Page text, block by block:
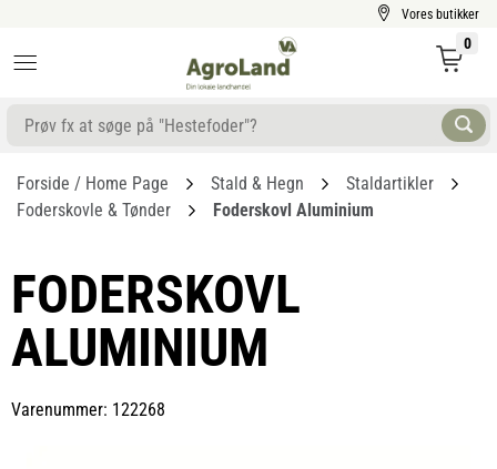
Vores butikker
0
Forside / Home Page Stald & Hegn
Staldartikler
Foderskovle & Tønder
Foderskovl Aluminium
FODERSKOVL
ALUMINIUM
Varenummer: 122268